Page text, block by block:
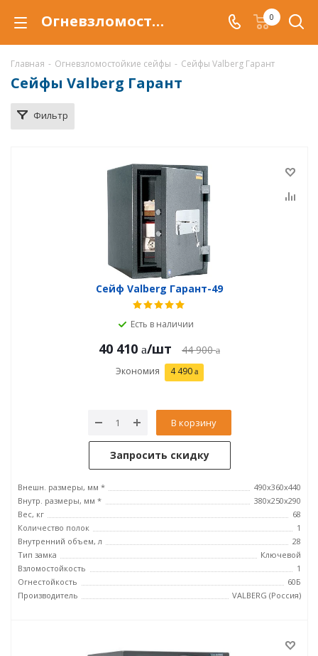
Огневзломостойкий сейф Valberg Гарант купить в Магнитогорске, сейфы Valberg Гарант с защитой от взлома и от огня по низкой цене c доставкой 0
Главная - Огневзломостойкие сейфы - Сейфы Valberg Гарант
Сейфы Valberg Гарант
Фильтр
Сейф Valberg Гарант-49
Есть в наличии
40 410 /шт 44 900
Экономия 4 490
В корзину
Запросить скидку
Внешн. размеры, мм *
490x360x440
Внутр. размеры, мм *
380x250x290
Вес, кг
68
Количество полок
1
Внутренний объем, л
28
Тип замка
Ключевой
Взломостойкость
1
Огнестойкость
60Б
Производитель
VALBERG (Россия)